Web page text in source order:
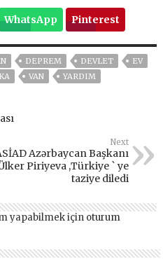
WhatsApp Pinterest
DEPREM DEVLET
EV
VAN YARDIM
Next
Azərbaycan Başkanı
Piriyeva ,Türkiye ` ye
taziye diledi
yapabilmek için oturum